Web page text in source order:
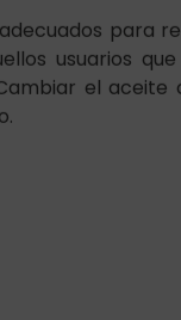
el aceite